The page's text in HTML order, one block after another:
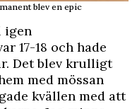
blev en epic
igen
17-18 och hade
Det blev krulligt
med mössan
kvällen med att